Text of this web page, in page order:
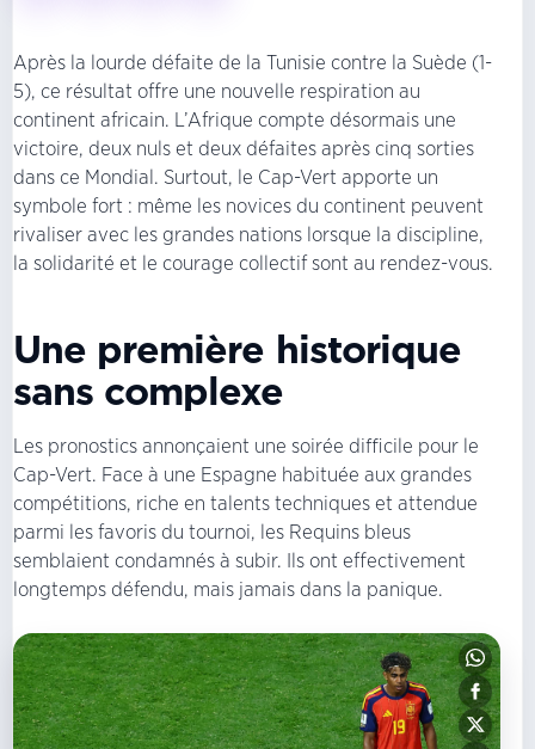
Après la lourde défaite de la Tunisie contre la Suède (1-
5), ce résultat offre une nouvelle respiration au
continent africain. L’Afrique compte désormais une
victoire, deux nuls et deux défaites après cinq sorties
dans ce Mondial. Surtout, le Cap-Vert apporte un
symbole fort : même les novices du continent peuvent
rivaliser avec les grandes nations lorsque la discipline,
la solidarité et le courage collectif sont au rendez-vous.
Une première historique
sans complexe
Les pronostics annonçaient une soirée difficile pour le
Cap-Vert. Face à une Espagne habituée aux grandes
compétitions, riche en talents techniques et attendue
parmi les favoris du tournoi, les Requins bleus
semblaient condamnés à subir. Ils ont effectivement
longtemps défendu, mais jamais dans la panique.